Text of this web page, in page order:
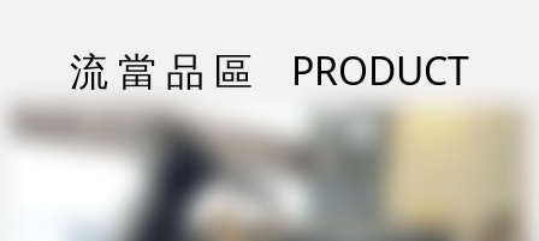
流 當 品 區 PRODUCT